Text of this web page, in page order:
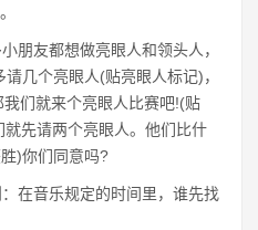
友都想做亮眼人和领头人，
几个亮眼人(贴亮眼人标记)，
们就来个亮眼人比赛吧!(贴
先请两个亮眼人。他们比什
)你们同意吗?
音乐规定的时间里，谁先找